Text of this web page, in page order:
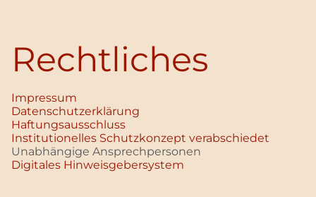
Rechtliches
Impressum
Datenschutz­erklärung
Haftungsausschluss
Institutionelles Schutzkonzept verabschiedet
Unabhängige Ansprechpersonen
Digitales Hinweisgebersystem